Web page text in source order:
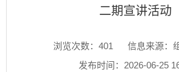
二期宣讲活动
浏览次数： 401
信息来源：
发布时间：2026-06-25